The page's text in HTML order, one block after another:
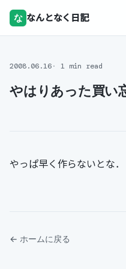
な なんとなく日記
2008.06.16 1 min read
やはりあった買い
やっぱ早く作らないとな．
← ホームに戻る